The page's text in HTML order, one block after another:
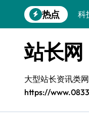
到
热点
科
科
容
容
鸿
站长网
大型站长资讯类网
https://